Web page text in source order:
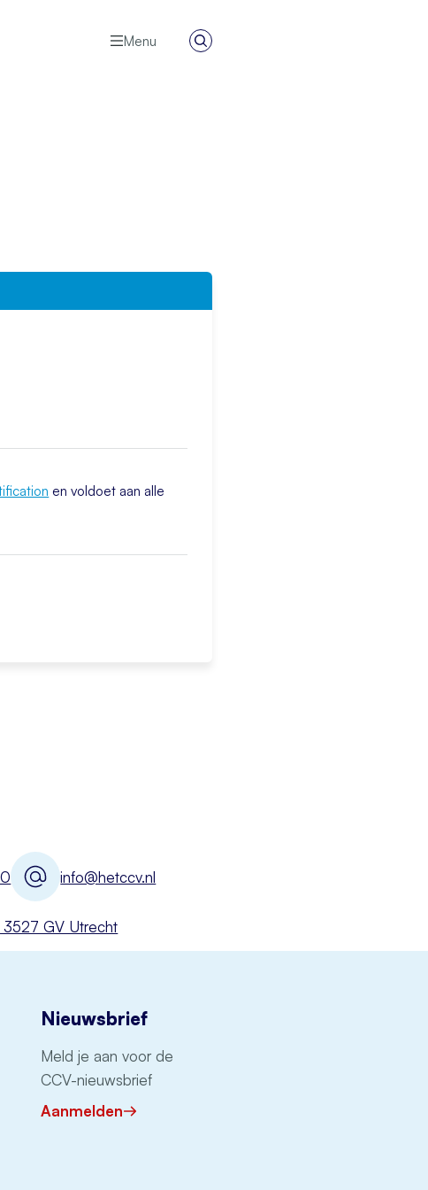
Menu
Zoeken
en voldoet aan alle
info@hetccv.nl
3527 GV Utrecht
Nieuwsbrief
Meld je aan voor de
CCV-nieuwsbrief
Aanmelden